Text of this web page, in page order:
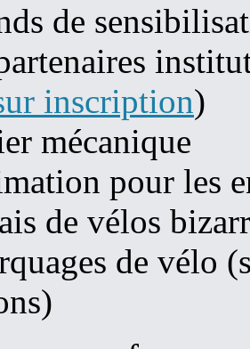
de
inscription)
mécanique
pour les
de vélos
de vélo